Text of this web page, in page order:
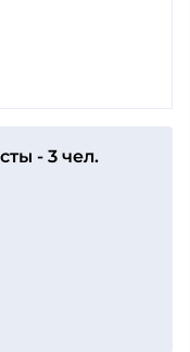
- 3 чел.